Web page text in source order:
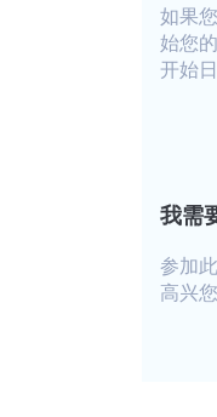
如果
始您
开始日
我需
参加
高兴